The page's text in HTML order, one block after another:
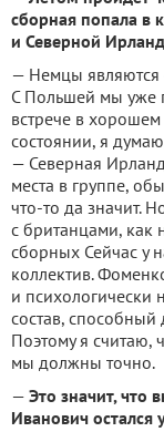
сборная попала в
и Северной
— Немцы являются
С Польшей мы уже
встрече в
состоянии, я
— Северная
места в группе,
что-то да значит.
с британцами, как
сборных Сейчас у
коллектив.
и психологически
состав, способный
Поэтому я считаю,
мы должны точно.
— Это значит, что
Иванович остался